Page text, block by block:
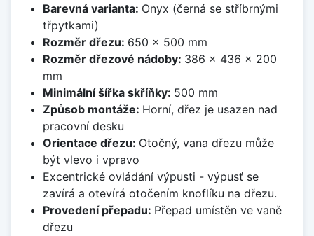
Barevná varianta: Onyx (černá se stříbrnými
třpytkami)
Rozměr dřezu: 650 x 500 mm
Rozměr dřezové nádoby: 386 x 436 x 200
mm
Minimální šířka skříňky: 500 mm
Způsob montáže: Horní, dřez je usazen nad
pracovní desku
Orientace dřezu: Otočný, vana dřezu může
být vlevo i vpravo
Excentrické ovládání výpusti - výpusť se
zavírá a otevírá otočením knoflíku na dřezu.
Provedení přepadu: Přepad umístěn ve vaně
dřezu